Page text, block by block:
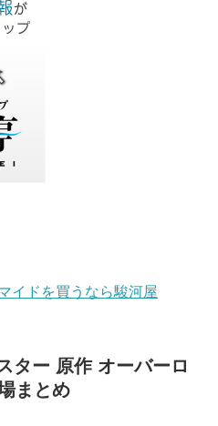
イドを買うなら駿河屋
ター 原作 オーバーロ
まとめ